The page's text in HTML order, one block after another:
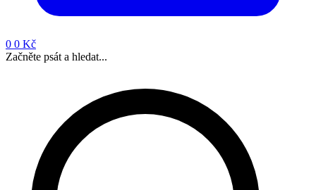
0 0 Kč
Začněte psát a hledat...